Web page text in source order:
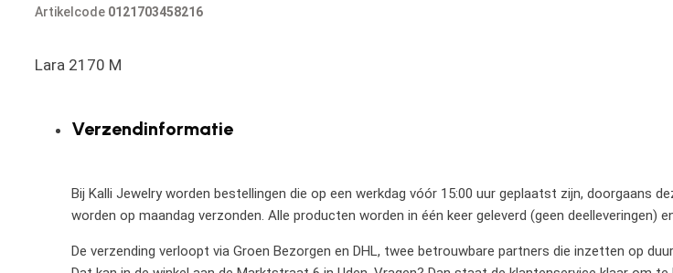
Artikelcode 0121703458216
Lara 2170 M
Verzendinformatie
Bij Kalli Jewelry worden bestellingen die op een werkdag vóór 15:00 uur geplaatst zijn, doorgaans
worden op maandag verzonden. Alle producten worden in één keer geleverd (geen
De verzending verloopt via Groen Bezorgen en DHL, twee betrouwbare partners die inzetten op